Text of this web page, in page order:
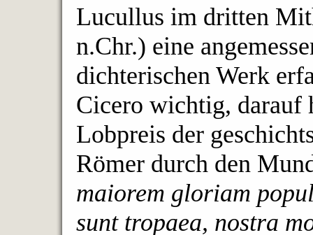
Lucullus im dritten
n.Chr.) eine
dichterischen Werk
Cicero wichtig, darauf
Lobpreis der
Römer durch den
maiorem gloriam
sunt tropaea, nostra